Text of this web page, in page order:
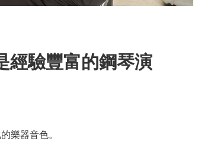
經驗豐富的鋼琴演
樂器音色。